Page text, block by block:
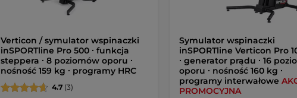
Verticon / symulator wspinaczki
inSPORTline Pro 500 ∙ funkcja
steppera ∙ 8 poziomów oporu ∙
nośność 159 kg ∙ programy HRC
4.7 (3)
Symulator wspinaczki
inSPORTline Verticon Pro
∙ generator prądu ∙ 16
oporu ∙ nośność 160 kg ∙
programy interwałowe
PROMOCYJNA